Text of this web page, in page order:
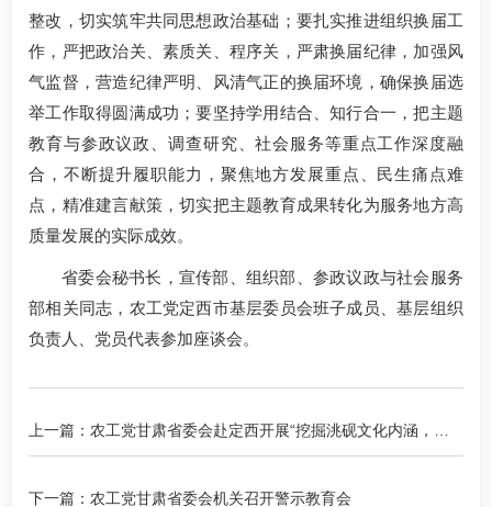
整改，切实筑牢共同思想政治基础；要扎实推进组织换届工
作，严把政治关、素质关、程序关，严肃换届纪律，加强风
气监督，营造纪律严明、风清气正的换届环境，确保换届选
举工作取得圆满成功；要坚持学用结合、知行合一，把主题
教育与参政议政、调查研究、社会服务等重点工作深度融
合，不断提升履职能力，聚焦地方发展重点、民生痛点难
点，精准建言献策，切实把主题教育成果转化为服务地方高
质量发展的实际成效。
省委会秘书长，宣传部、组织部、参政议政与社会服务
部相关同志，农工党定西市基层委员会班子成员、基层组织
负责人、党员代表参加座谈会。
上一篇：农工党甘肃省委会赴定西开展“挖掘洮砚文化内涵，推
动甘肃特色文化产业发展”专题调研
下一篇：农工党甘肃省委会机关召开警示教育会